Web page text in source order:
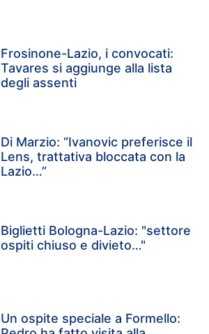
Frosinone-Lazio, i convocati:
Tavares si aggiunge alla lista
degli assenti
Di Marzio: “Ivanovic preferisce il
Lens, trattativa bloccata con la
Lazio…”
Biglietti Bologna-Lazio: "settore
ospiti chiuso e divieto…"
Un ospite speciale a Formello: